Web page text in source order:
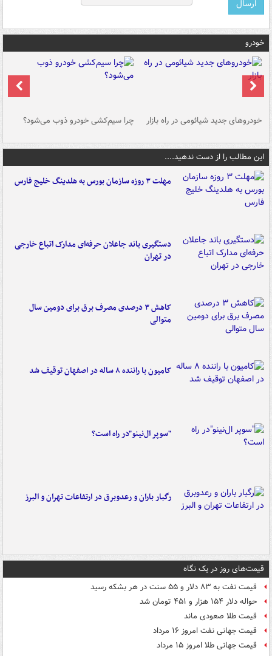
خودرو
خودروهای جدید شیائومی در راه بازار چرا سیم‌کشی خودرو ذوب می‌شود؟
این مطالب را از دست ندهید....
مهلت ۳ روزه سازمان بورس به هلدینگ خلیج فارس
دستگیری باند جاعلان حرفه‌ای مدارک اتباع خارجی
در تهران
کاهش ۳ درصدی مصرف برق برای دومین سال
متوالی
کامیون با راننده ۸ ساله در اصفهان توقیف شد
"سوپر ال‌نینو"در راه است؟
رگبار باران و رعدوبرق در ارتفاعات تهران و البرز
قیمت‌های روز در یک نگاه
قیمت نفت به ۸۳ دلار و ۵۵ سنت در هر بشکه رسید
حواله دلار ۱۵۴ هزار و ۴۵۱ تومان شد
قیمت طلا صعودی ماند
قیمت جهانی نفت امروز ۱۶ مرداد
قیمت جهانی طلا امروز ۱۵ مرداد